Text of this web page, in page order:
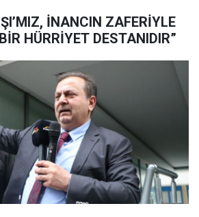
İNANCIN ZAFERİYLE
HÜRRİYET DESTANIDIR”